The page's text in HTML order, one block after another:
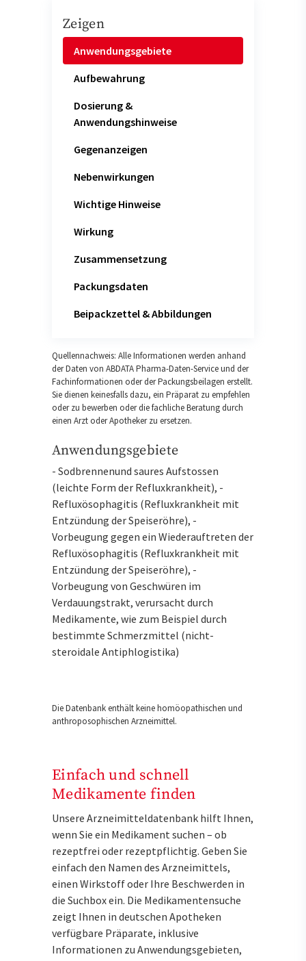
Zeigen
Anwendungsgebiete
Aufbewahrung
Dosierung &
Anwendungshinweise
Gegenanzeigen
Nebenwirkungen
Wichtige Hinweise
Wirkung
Zusammensetzung
Packungsdaten
Beipackzettel & Abbildungen
Quellennachweis: Alle Informationen werden anhand
der Daten von ABDATA Pharma-Daten-Service und der
Fachinformationen oder der Packungsbeilagen erstellt.
Sie dienen keinesfalls dazu, ein Präparat zu empfehlen
oder zu bewerben oder die fachliche Beratung durch
einen Arzt oder Apotheker zu ersetzen.
Anwendungsgebiete
- Sodbrennenund saures Aufstossen
(leichte Form der Refluxkrankheit), -
Refluxösophagitis (Refluxkrankheit mit
Entzündung der Speiseröhre), -
Vorbeugung gegen ein Wiederauftreten der
Refluxösophagitis (Refluxkrankheit mit
Entzündung der Speiseröhre), -
Vorbeugung von Geschwüren im
Verdauungstrakt, verursacht durch
Medikamente, wie zum Beispiel durch
bestimmte Schmerzmittel (nicht-
steroidale Antiphlogistika)
Die Datenbank enthält keine homöopathischen und
anthroposophischen Arzneimittel.
Einfach und schnell
Medikamente finden
Unsere Arzneimitteldatenbank hilft Ihnen,
wenn Sie ein Medikament suchen – ob
rezeptfrei oder rezeptpflichtig. Geben Sie
einfach den Namen des Arzneimittels,
einen Wirkstoff oder Ihre Beschwerden in
die Suchbox ein. Die Medikamentensuche
zeigt Ihnen in deutschen Apotheken
verfügbare Präparate, inklusive
Informationen zu Anwendungsgebieten,